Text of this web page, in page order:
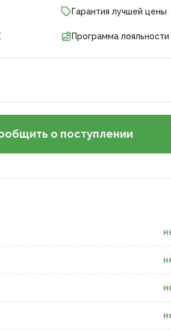
Гарантия лучшей цены
Программа лояльности
о поступлении